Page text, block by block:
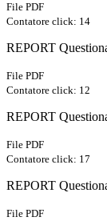
File PDF
Contatore click: 14
REPORT
File PDF
Contatore click: 12
REPORT
File PDF
Contatore click: 17
REPORT
File PDF